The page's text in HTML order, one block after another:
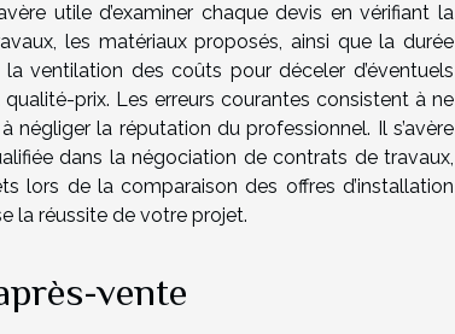
utile d’examiner chaque devis en vérifiant la
les matériaux proposés, ainsi que la durée
ventilation des coûts pour déceler d’éventuels
prix. Les erreurs courantes consistent à ne
la réputation du professionnel. Il s’avère
dans la négociation de contrats de travaux,
lors de la comparaison des offres d’installation
la réussite de votre projet.
vente